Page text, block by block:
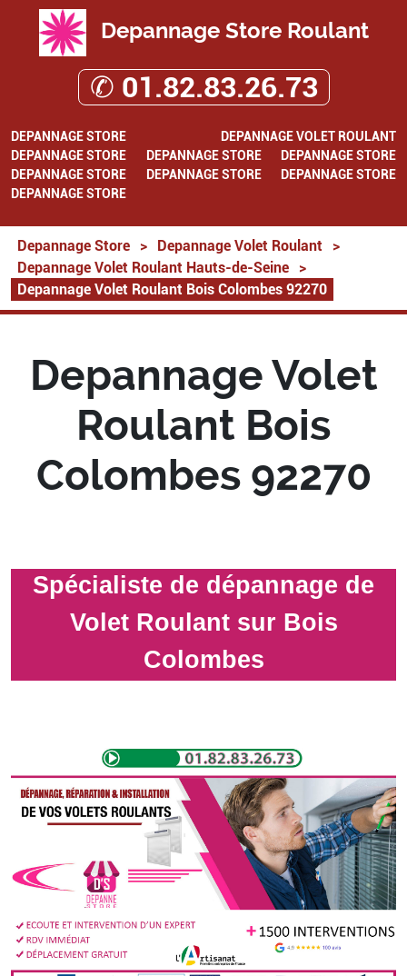
Depannage Store Roulant
✆ 01.82.83.26.73
DEPANNAGE STORE
DEPANNAGE VOLET ROULANT
DEPANNAGE STORE
DEPANNAGE STORE
DEPANNAGE STORE
DEPANNAGE STORE
DEPANNAGE STORE
DEPANNAGE STORE
DEPANNAGE STORE
Depannage Store > Depannage Volet Roulant
>
Depannage Volet Roulant Hauts-de-Seine
>
Depannage Volet Roulant Bois Colombes 92270
Depannage Volet
Roulant Bois
Colombes 92270
Spécialiste de dépannage de
Volet Roulant sur Bois
Colombes